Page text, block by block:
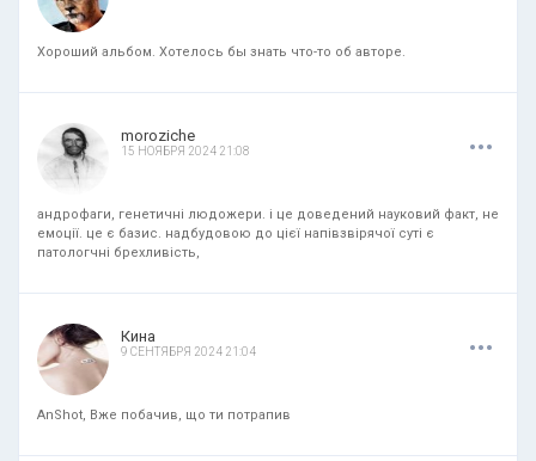
Хороший альбом. Хотелось бы знать что-то об авторе.
moroziche
15 НОЯБРЯ 2024 21:08 ...
андрофаги, генетичні людожери. і це доведений науковий факт, не
емоції. це є базис. надбудовою до цієї напівзвірячої суті є
патологчні брехливість,
Кина
9 СЕНТЯБРЯ 2024 21:04 ...
AnShot, Вже побачив, що ти потрапив